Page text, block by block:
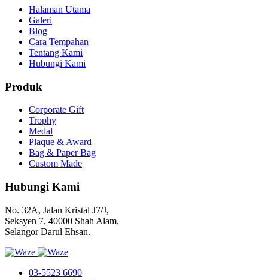
Halaman Utama
Galeri
Blog
Cara Tempahan
Tentang Kami
Hubungi Kami
Produk
Corporate Gift
Trophy
Medal
Plaque & Award
Bag & Paper Bag
Custom Made
Hubungi Kami
No. 32A, Jalan Kristal J7/J,
Seksyen 7, 40000 Shah Alam,
Selangor Darul Ehsan.
03-5523 6690